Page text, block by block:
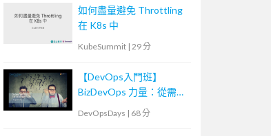
Experience
如何盡量避免 Throttling
在 K8s 中
KubeSummit | 29 分
【DevOps入門班】
BizDevOps 力量：從需求
轉換到團隊內外溝通
DevOpsDays | 68 分